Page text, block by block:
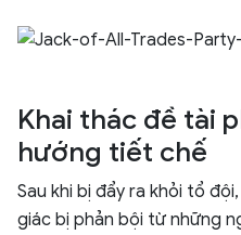
Khai thác đề tài
hướng tiết chế
Sau khi bị đẩy ra khỏi tổ
giác bị phản bội từ những